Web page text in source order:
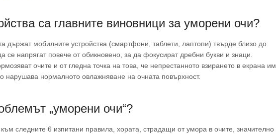
са главните виновници за уморени очи?
държат мобилните устройства (смартфони, таблети, лаптопи) твърде близо до
се напрягат повече от обикновено, за да фокусират дребни букви и знаци.
очите и от гледна точка на това, че непрестанното взирането в екрана им
нарушава нормалното овлажняване на очната повърхност.
„уморени очи“?
следните 6 изпитани правила, хората, страдащи от умора в очите, значително